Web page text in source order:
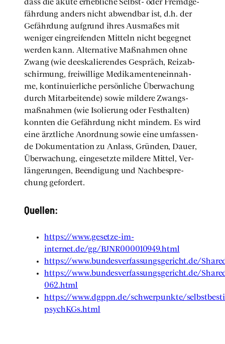
dass die aku­te erheb­li­che Selbst- oder Fremd­ge­
fähr­dung anders nicht abwend­bar ist, d.h. der
Gefähr­dung auf­grund ihres Aus­ma­ßes mit
weni­ger ein­grei­fen­den Mit­teln nicht begeg­net
wer­den kann. Alter­na­ti­ve Maß­nah­men ohne
Zwang (wie dees­ka­lie­ren­des Gespräch, Reiz­ab­
schir­mung, frei­wil­li­ge Medi­ka­men­ten­ein­nah­
me, kon­ti­nu­ier­li­che per­sön­li­che Über­wa­chung
durch Mit­ar­bei­ten­de) sowie mil­de­re Zwangs­
maß­nah­men (wie Iso­lie­rung oder Fest­hal­ten)
konn­ten die Gefähr­dung nicht min­dern. Es wird
eine ärzt­li­che Anord­nung sowie eine umfas­sen­
de Doku­men­ta­ti­on zu Anlass, Grün­den, Dau­er,
Über­wa­chung, ein­ge­setz­te mil­de­re Mit­tel, Ver­
län­ge­run­gen, Been­di­gung und Nach­be­spre­
chung gefor­dert.
Quel­len:
https://www.gesetze-im-
internet.de/gg/BJNR000010949.html
https://www.bundesverfassungsgericht.de/
https://www.bundesverfassungsgericht.de/
062.html
https://www.dgppn.de/schwerpunkte/
psychKGs.html